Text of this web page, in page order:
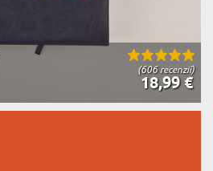
(606 recenzií)
18,99 €